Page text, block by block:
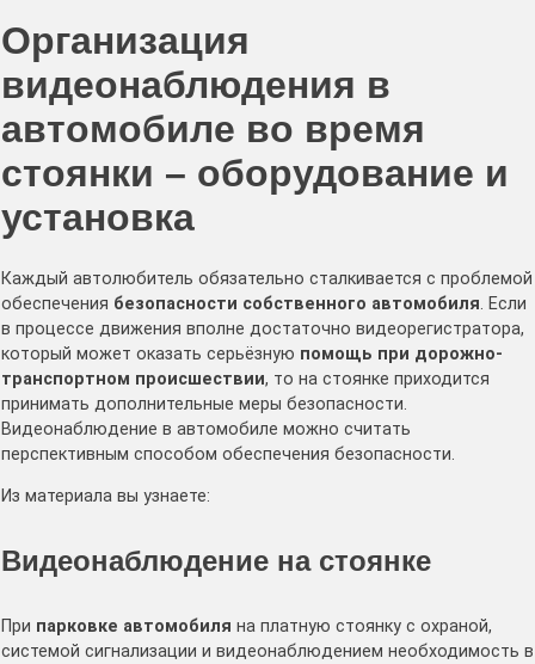
Организация
видеонаблюдения в
автомобиле во время
стоянки – оборудование и
установка
Каждый автолюбитель обязательно сталкивается с проблемой
обеспечения безопасности собственного автомобиля. Если
в процессе движения вполне достаточно видеорегистратора,
который может оказать серьёзную помощь при дорожно-
транспортном происшествии, то на стоянке приходится
принимать дополнительные меры безопасности.
Видеонаблюдение в автомобиле можно считать
перспективным способом обеспечения безопасности.
Из материала вы узнаете:
Видеонаблюдение на стоянке
При парковке автомобиля на платную стоянку с охраной,
системой сигнализации и видеонаблюдением необходимость в